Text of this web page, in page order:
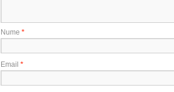
Nume *
Email *